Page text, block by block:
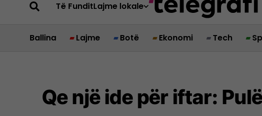
Të FunditLajme lokale
Ballina Lajme Botë Ekonomi Tech
Qe një ide për iftar: